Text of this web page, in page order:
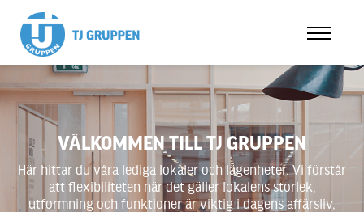
VÄLKOMMEN TILL TJ GRUPPEN
Här hittar du våra lediga lokaler och lägenheter. Vi förstår
att flexibiliteten när det gäller lokalens storlek,
utformning och funktioner är viktig i dagens affärsliv,